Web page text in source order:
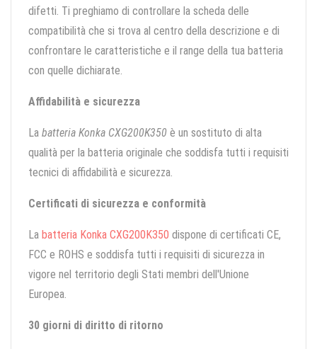
difetti. Ti preghiamo di controllare la scheda delle
compatibilità che si trova al centro della descrizione e di
confrontare le caratteristiche e il range della tua batteria
con quelle dichiarate.
Affidabilità e sicurezza
La batteria Konka CXG200K350 è un sostituto di alta
qualità per la batteria originale che soddisfa tutti i requisiti
tecnici di affidabilità e sicurezza.
Certificati di sicurezza e conformità
La batteria Konka CXG200K350 dispone di certificati CE,
FCC e ROHS e soddisfa tutti i requisiti di sicurezza in
vigore nel territorio degli Stati membri dell'Unione
Europea.
30 giorni di diritto di ritorno